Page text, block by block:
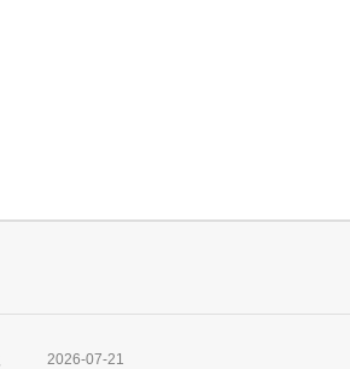
2026-07-21